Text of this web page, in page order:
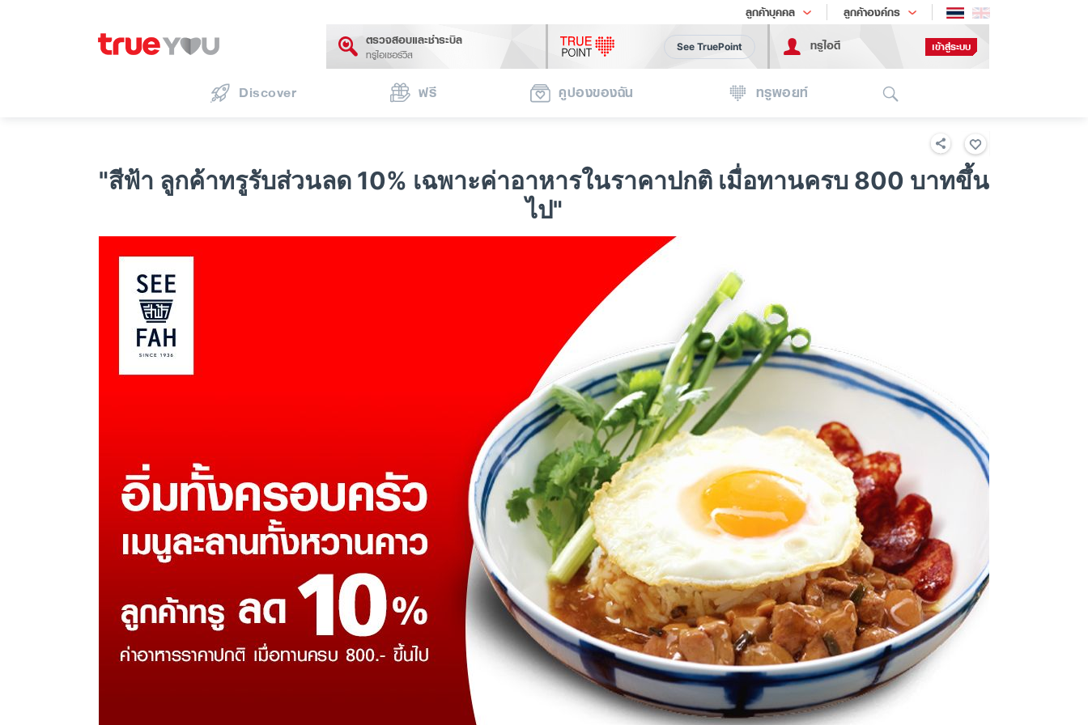
ลูกค้าบุคคล ลูกค้าองค์กร
เทรนด์เทคโนโลยี
ตรวจสอบและชำระบิล
ทรูไอเซอร์วิส
See TruePoint ทรูไอดี เข้าสู่ระบบ
Discover ฟรี คูปองของฉัน ทรูพอยท์
"สีฟ้า ลูกค้าทรูรับส่วนลด 10% เฉพาะค่าอาหารในราคาปกติ เมื่อทานครบ 800 บาทขึ้น
ไป"